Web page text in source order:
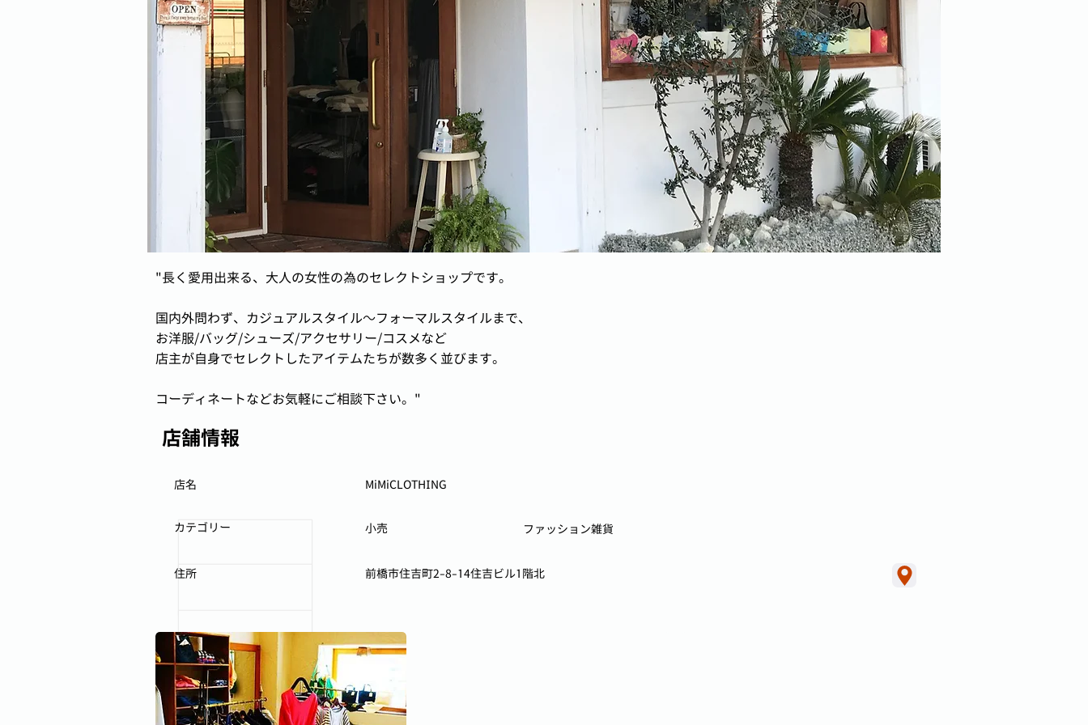
"長く愛用出来る、大人の女性の為のセレクトショップです。
国内外問わず、カジュアルスタイル～フォーマルスタイルまで、
お洋服/バッグ/シューズ/アクセサリー/コスメなど
店主が自身でセレクトしたアイテムたちが数多く並びます。
コーディネートなどお気軽にご相談下さい。"
店舗情報
MiMiCLOTHING
店名
小売
カテゴリー ファッション雑貨
前橋市住吉町2-8-14住吉ビル1階北
住所